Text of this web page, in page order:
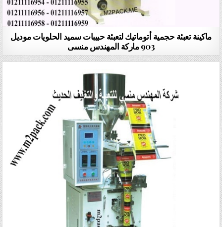
ماكينة تعبئة حجمية أتوماتيك لتعبئة حبيبات سميد الحلويات موديل
903 ماركة المهندس منسى